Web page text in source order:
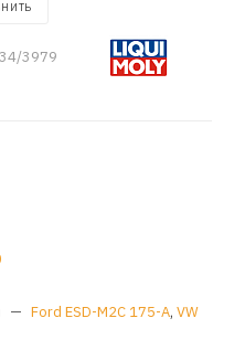
3979
— Ford ESD-M2C 175-A, VW